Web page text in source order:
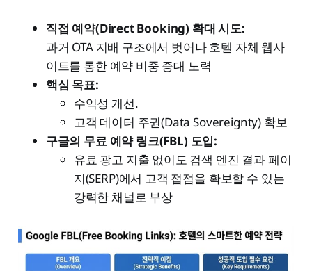
직접 예약(Direct Booking) 확대 시도:
과거 OTA 지배 구조에서 벗어나 호텔 자체 웹사
이트를 통한 예약 비중 증대 노력
핵심 목표:
수익성 개선.
고객 데이터 주권(Data Sovereignty) 확보
구글의 무료 예약 링크(FBL) 도입:
유료 광고 지출 없이도 검색 엔진 결과 페이
지(SERP)에서 고객 접점을 확보할 수 있는
강력한 채널로 부상